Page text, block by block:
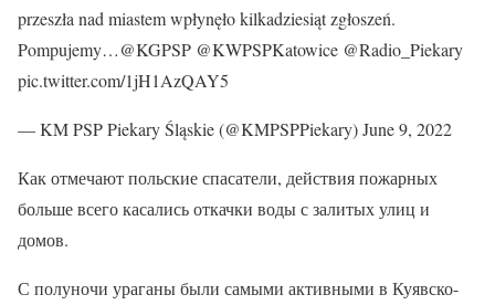
przeszła nad miastem wpłynęło kilkadziesiąt zgłoszeń.
Pompujemy…@KGPSP @KWPSPKatowice @Radio_Piekary
pic.twitter.com/1jH1AzQAY5
— KM PSP Piekary Śląskie (@KMPSPPiekary) June 9, 2022
Как отмечают польские спасатели, действия пожарных
больше всего касались откачки воды с залитых улиц и
домов.
С полуночи ураганы были самыми активными в Куявско-